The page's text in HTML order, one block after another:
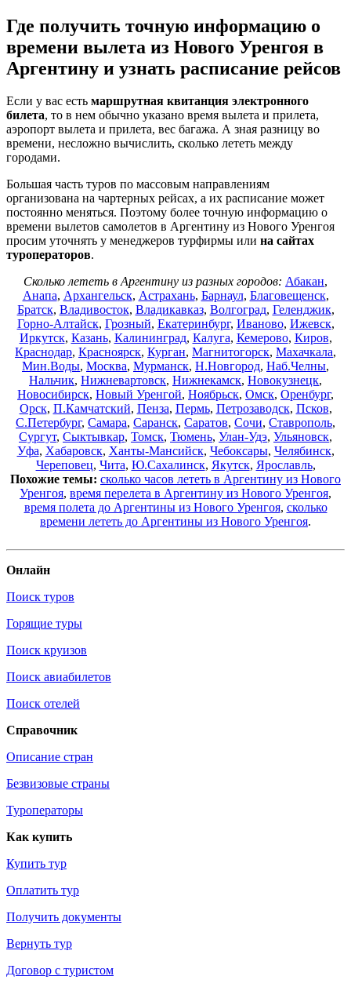
Где получить точную информацию о
времени вылета из Нового Уренгоя в
Аргентину и узнать расписание рейсов
Если у вас есть маршрутная квитанция электронного
билета, то в нем обычно указано время вылета и прилета,
аэропорт вылета и прилета, вес багажа. А зная разницу во
времени, несложно вычислить, сколько лететь между
городами.
Большая часть туров по массовым направлениям
организована на чартерных рейсах, а их расписание может
постоянно меняться. Поэтому более точную информацию о
времени вылетов самолетов в Аргентину из Нового Уренгоя
просим уточнять у менеджеров турфирмы или на сайтах
туроператоров.
Сколько лететь в Аргентину из разных городов: Абакан,
Анапа, Архангельск, Астрахань, Барнаул, Благовещенск,
Братск, Владивосток, Владикавказ, Волгоград, Геленджик,
Горно-Алтайск, Грозный, Екатеринбург, Иваново, Ижевск,
Иркутск, Казань, Калининград, Калуга, Кемерово, Киров,
Краснодар, Красноярск, Курган, Магнитогорск, Махачкала,
Мин.Воды, Москва, Мурманск, Н.Новгород, Наб.Челны,
Нальчик, Нижневартовск, Нижнекамск, Новокузнецк,
Новосибирск, Новый Уренгой, Ноябрьск, Омск, Оренбург,
Орск, П.Камчатский, Пенза, Пермь, Петрозаводск, Псков,
С.Петербург, Самара, Саранск, Саратов, Сочи, Ставрополь,
Сургут, Сыктывкар, Томск, Тюмень, Улан-Удэ, Ульяновск,
Уфа, Хабаровск, Ханты-Мансийск, Чебоксары, Челябинск,
Череповец, Чита, Ю.Сахалинск, Якутск, Ярославль,
Похожие темы: сколько часов лететь в Аргентину из Нового
Уренгоя, время перелета в Аргентину из Нового Уренгоя,
время полета до Аргентины из Нового Уренгоя, сколько
времени лететь до Аргентины из Нового Уренгоя.
Онлайн
Поиск туров
Горящие туры
Поиск круизов
Поиск авиабилетов
Поиск отелей
Справочник
Описание стран
Безвизовые страны
Туроператоры
Как купить
Купить тур
Оплатить тур
Получить документы
Вернуть тур
Договор с туристом